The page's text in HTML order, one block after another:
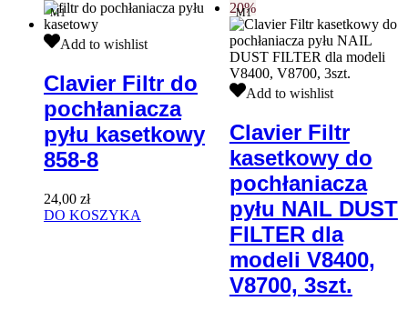
Clavier
do
pochłaniacza
pyłu
kasetkowy
858-
8
Add to wishlist
M1
Clavier Filtr do
pochłaniacza
pyłu kasetkowy
858-8
24,00 zł
DO KOSZYKA
20%
Clavier
kasetkowy
do
pochłaniacza
pyłu
NAIL
DUST
FILTER
dla
modeli
V8400,
V8700,
3szt.
Add to wishlist
M1
Clavier Filtr
kasetkowy do
pochłaniacza
pyłu NAIL DUST
FILTER dla
modeli V8400,
V8700, 3szt.